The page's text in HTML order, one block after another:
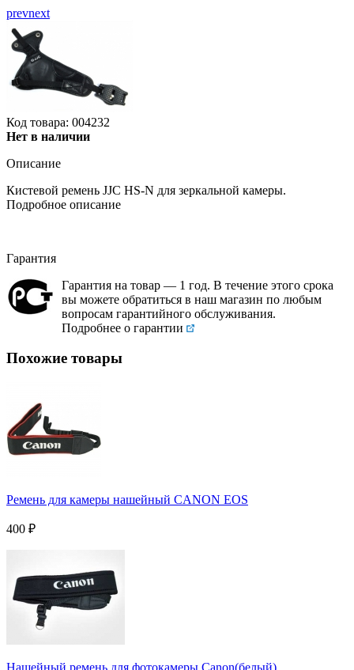
prevnext
Код товара: 004232
Нет в наличии
Описание
Кистевой ремень JJC HS-N для зеркальной камеры.
Подробное описание
Гарантия
Гарантия на товар — 1 год. В течение этого срока
вы можете обратиться в наш магазин по любым
вопросам гарантийного обслуживания.
Подробнее о гарантии
Похожие товары
Ремень для камеры нашейный CANON EOS
400 ₽
Нашейный ремень для фотокамеры Canon(белый)